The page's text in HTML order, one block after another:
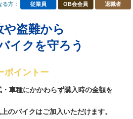
る方： 従業員 OB会会員 退職者
や盗難から
イクを守ろう
ポイントー
車種にかかわらず購入時の金額を
のバイクはご加入いただけます。